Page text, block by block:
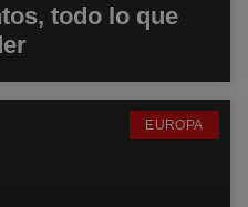
todo lo que
EUROPA